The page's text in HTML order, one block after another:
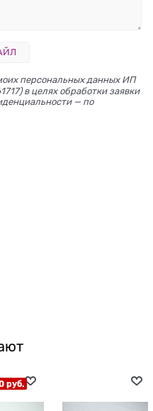
персональных данных ИП
в целях обработки заявки
— по
руб.